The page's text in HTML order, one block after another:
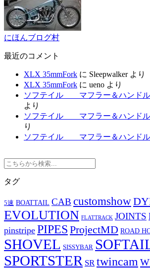
にほんブログ村
最近のコメント
XLX 35mmFork に Sleepwalkerより
XLX 35mmFork に ueno より
ソフテイル マフラー＆ハンド
より
ソフテイル マフラー＆ハンド
り
ソフテイル マフラー＆ハンド
タグ
5速 BOATTAIL CAB customshow
EVOLUTION FLATTRACK JOINTS
pinstripe PIPES ProjectMD ROAD
SHOVEL SISSYBAR
SPORTSTER SR twincam